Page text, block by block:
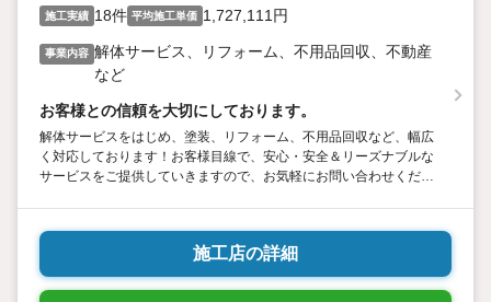
施工実績 18件 平均施工単価 1,727,111円
事業内容 解体サービス、リフォーム、不用品回収、不動産
など
お客様との信頼を大切にしております。
解体サービスをはじめ、塗装、リフォーム、不用品回収など、幅広
く対応しております！お客様目線で、安心・安全＆リーズナブルな
サービスをご提供していきますので、お気軽にお問い合わせくださ
施工店の詳細